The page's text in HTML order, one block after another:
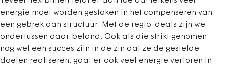
energie moet worden gestoken in het compenseren van
een gebrek aan structuur. Met de regio-deals zijn we
ondertussen daar beland. Ook als die strikt genomen
nog wel een succes zijn in de zin dat ze de gestelde
doelen realiseren, gaat er ook veel energie verloren in